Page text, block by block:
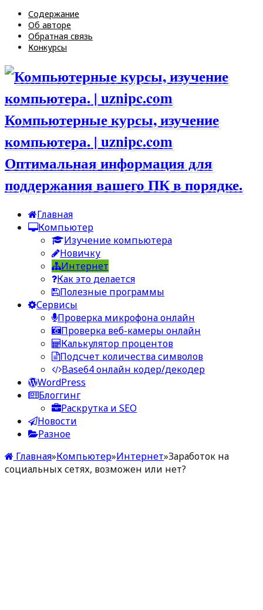
Содержание
Об авторе
Обратная связь
Конкурсы
Компьютерные курсы, изучение
компьютера. | uznipc.com
Оптимальная информация для
поддержания вашего ПК в порядке.
Главная
Компьютер
Изучение компьютера
Новичку
Интернет
Как это делается
Полезные программы
Сервисы
Проверка микрофона онлайн
Проверка веб-камеры онлайн
Калькулятор процентов
Подсчет количества символов
Base64 онлайн кодер/декодер
WordPress
Блоггинг
Раскрутка и SEO
Новости
Разное
Главная»Компьютер»Интернет»Заработок на
социальных сетях, возможен или нет?